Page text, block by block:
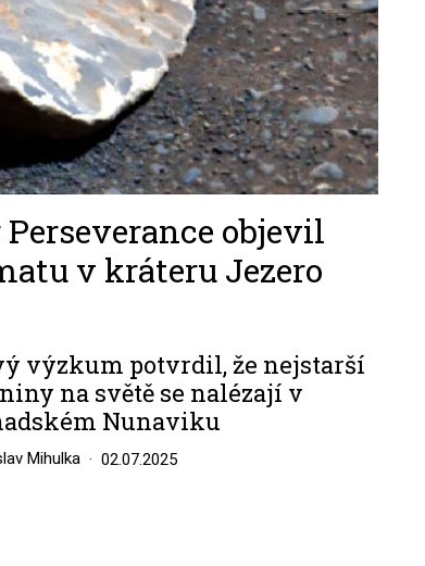
objevil
v kráteru Jezero
výzkum potvrdil, že nejstarší
na světě se nalézají v
Nunaviku
Mihulka 02.07.2025